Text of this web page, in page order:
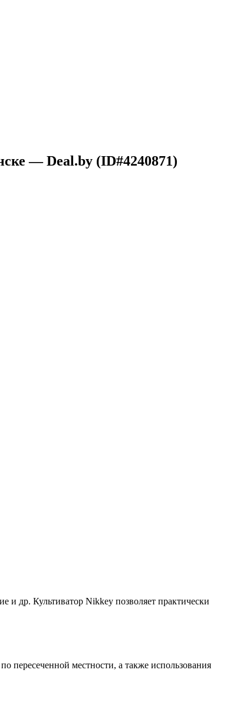
— Deal.by (ID#4240871)
и др. Культиватор Nikkey позволяет практически
пересеченной местности, а также использования